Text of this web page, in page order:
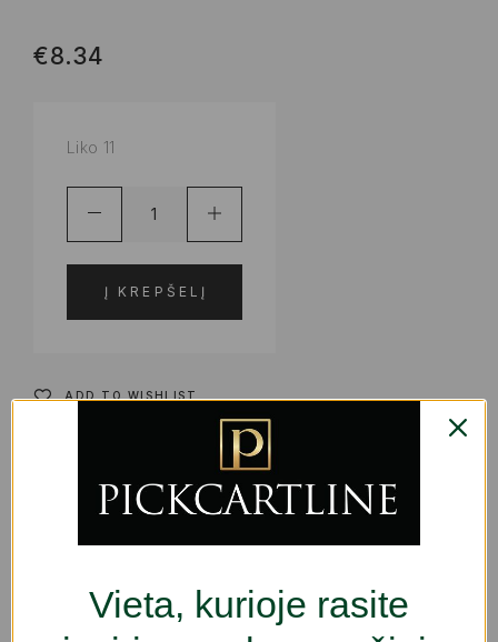
€8.34
Liko 11
Į KREPŠELĮ
ADD TO WISHLIST
S0598094
KOSMETIKA,KVEPALAI | KOSMETIKA
PRIEDAI IR DĖKLAI
Vieta, kurioje rasite